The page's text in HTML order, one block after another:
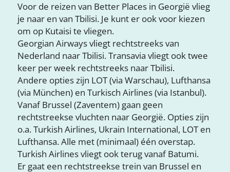
Voor de reizen van Better Places in Georgië vlieg
je naar en van Tbilisi. Je kunt er ook voor kiezen
om op Kutaisi te vliegen.
Georgian Airways vliegt rechtstreeks van
Nederland naar Tbilisi. Transavia vliegt ook twee
keer per week rechtstreeks naar Tbilisi.
Andere opties zijn LOT (via Warschau), Lufthansa
(via München) en Turkisch Airlines (via Istanbul).
Vanaf Brussel (Zaventem) gaan geen
rechtstreekse vluchten naar Georgië. Opties zijn
o.a. Turkish Airlines, Ukrain International, LOT en
Lufthansa. Alle met (minimaal) één overstap.
Turkish Airlines vliegt ook terug vanaf Batumi.
Er gaat een rechtstreekse trein van Brussel en